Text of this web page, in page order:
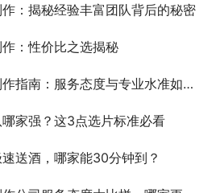
：揭秘经验丰富团队背后的秘密
：性价比之选揭秘
：服务态度与专业水准如何兼得？
家强？这3点选片标准必看
送酒，哪家能30分钟到？